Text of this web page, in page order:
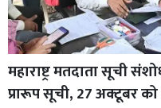
महाराष्ट्र मतदाता सूची
प्रारूप सूची, 27 अक्टूबर